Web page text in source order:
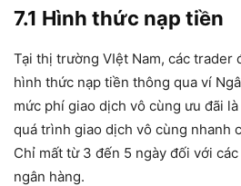
7.1 Hình thức nạp tiền
Tại thị trường VIệt Nam, các
hình thức nạp tiền thông qua ví
mức phí giao dịch vô cùng ưu đãi
quá trình giao dịch vô cùng nhanh
Chỉ mất từ 3 đến 5 ngày đối với
ngân hàng.